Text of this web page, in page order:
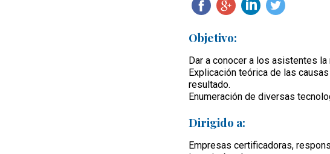
Objetivo:
Dar a conocer a los asistentes
Explicación teórica de las
resultado.
Enumeración de diversas
Dirigido a:
Empresas certificadoras,